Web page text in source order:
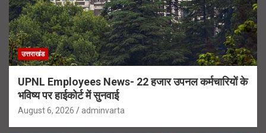
उत्तराखंड
UPNL Employees News- 22 हजार उपनल कर्मचारियों के
भविष्य पर हाईकोर्ट में सुनवाई
August 6, 2026 adminvarta